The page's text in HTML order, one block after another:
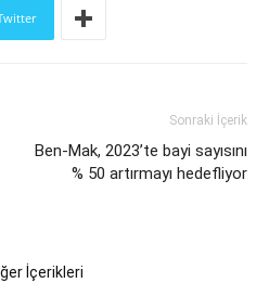
Sonraki İçerik
Ben-Mak, 2023’te bayi sayısını
% 50 artırmayı hedefliyor
İçerikleri